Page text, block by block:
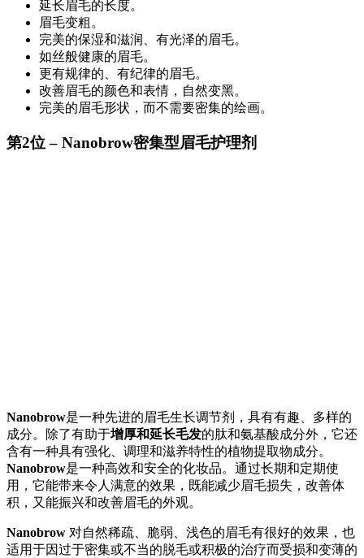
延长眉毛的长度。
眉毛变粗。
完美的保湿和滋润、有光泽的眉毛。
如丝般健康的眉毛。
更有规律的、有纪律的眉毛。
改善眉毛的颜色和表情，自然变黑。
完美的眉毛形状，而不需要密集的绘画。
第2位 – Nanobrow密集型眉毛护理剂
Nanobrow是一种先进的眉毛生长调节剂，具有有趣、多样的
成分。除了有助于增厚和延长毛发的肽和氨基酸成分外，它还
含有一种具有强化、调理和滋养特性的植物提取物成分。
Nanobrow是一种高效和安全的化妆品。通过长期和定期使
用，它能带来令人满意的效果，既能减少眉毛损失，改善体
积，又能振兴和改善眉毛的外观。
Nanobrow 对自然稀疏、脆弱、浅色的眉毛有很好的效果，也
适用于因过于密集或不当的脱毛或积极的治疗而受损和变薄的